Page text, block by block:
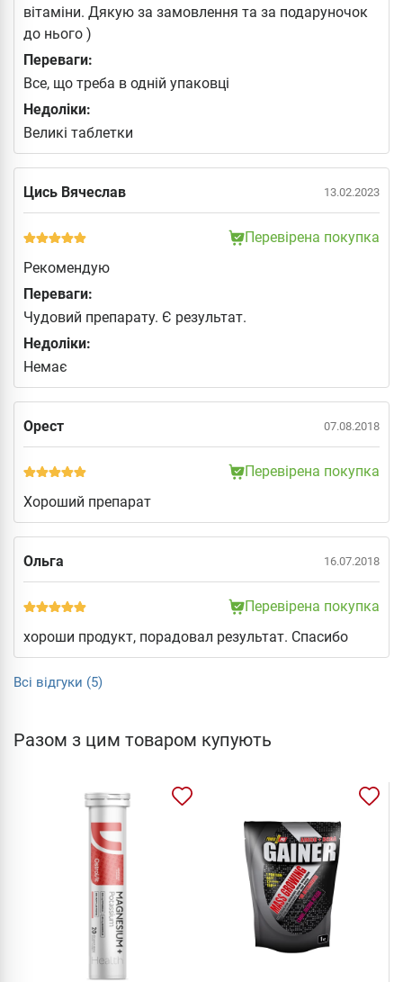
вітаміни. Дякую за замовлення та за подаруночок
до нього )
Переваги:
Все, що треба в одній упаковці
Недоліки:
Великі таблетки
Цись Вячеслав 13.02.2023
Перевірена покупка
Рекомендую
Переваги:
Чудовий препарату. Є результат.
Недоліки:
Немає
Орест 07.08.2018
Перевірена покупка
Хороший препарат
Ольга 16.07.2018
Перевірена покупка
хороши продукт, порадовал результат. Спасибо
Всі відгуки (5)
Разом з цим товаром купують